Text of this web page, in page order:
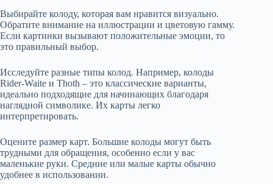
Выбирайте колоду, которая вам нравится визуально.
Обратите внимание на иллюстрации и цветовую гамму.
Если картинки вызывают положительные эмоции, то
это правильный выбор.
Исследуйте разные типы колод. Например, колоды
Rider-Waite и Thoth – это классические варианты,
идеально подходящие для начинающих благодаря
наглядной символике. Их карты легко
интерпретировать.
Оцените размер карт. Большие колоды могут быть
трудными для обращения, особенно если у вас
маленькие руки. Средние или малые карты обычно
удобнее в использовании.